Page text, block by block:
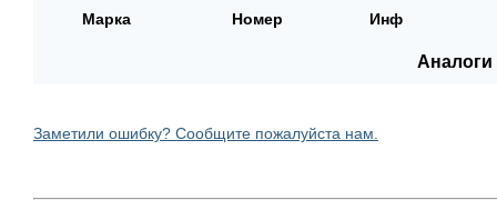
Марка Номер Инф
Аналоги
Заметили ошибку? Сообщите пожалуйста нам.